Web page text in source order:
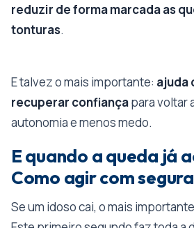
reduzir de forma marcada as
tonturas.
E talvez o mais importante: ajuda
recuperar confiançapara voltar
autonomia e menos medo.
E quando a queda já
Como agir com
Se um idoso cai, o mais